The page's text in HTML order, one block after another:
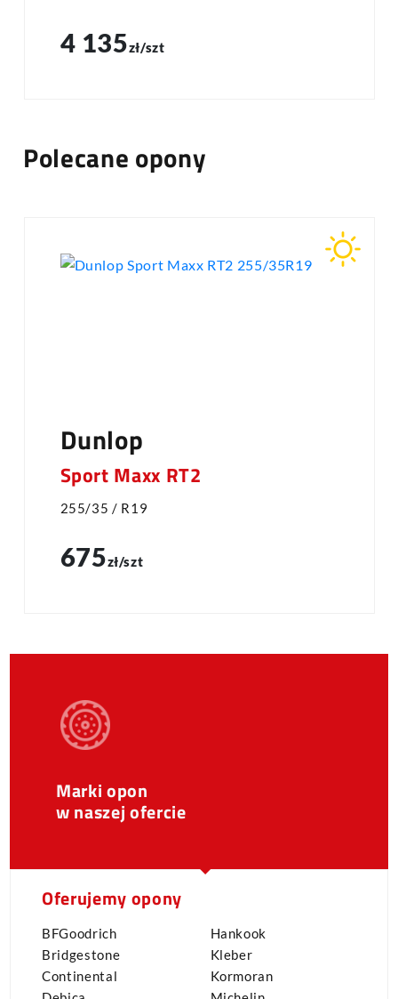
4 135zł/szt
Polecane opony
Dunlop
Sport Maxx RT2
255/35 / R19
675zł/szt
Marki opon
w naszej ofercie
Oferujemy opony
BFGoodrich
Bridgestone
Continental
Hankook
Kleber
Kormoran